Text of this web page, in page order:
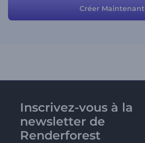
Créer Maintenant
Inscrivez-vous à la
newsletter de
Renderforest